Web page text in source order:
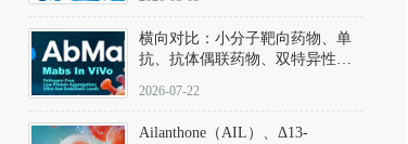
数（Km）为2.06 μM；其近红外
发光特性赋予优异的组织穿透能
力，大幅增强成像信噪比，从而
实现活体动物模型中极低给药剂
量下的高灵敏度、非侵入式生物
横向对比：小分子靶向药物、单
抗、抗体偶联药物、双特异性抗
及应用瓶颈
2026-07-22
Ailanthone（AIL）、Δ13-